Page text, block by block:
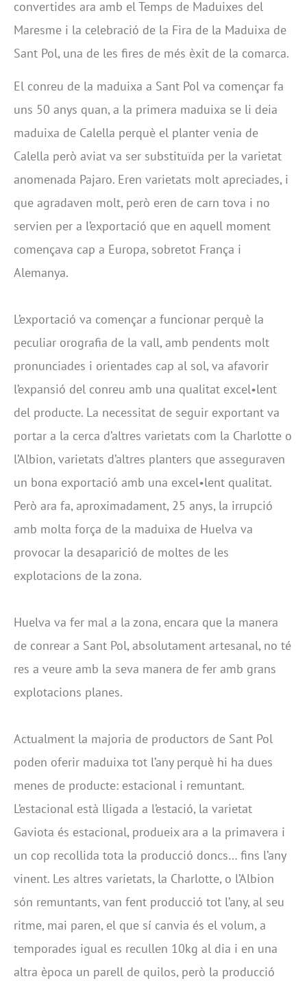
convertides ara amb el Temps de Maduixes del
Maresme i la celebració de la Fira de la Maduixa de
Sant Pol, una de les fires de més èxit de la comarca.
El conreu de la maduixa a Sant Pol va començar fa
uns 50 anys quan, a la primera maduixa se li deia
maduixa de Calella perquè el planter venia de
Calella però aviat va ser substituïda per la varietat
anomenada Pajaro. Eren varietats molt apreciades, i
que agradaven molt, però eren de carn tova i no
servien per a l’exportació que en aquell moment
començava cap a Europa, sobretot França i
Alemanya.
L’exportació va començar a funcionar perquè la
peculiar orografia de la vall, amb pendents molt
pronunciades i orientades cap al sol, va afavorir
l’expansió del conreu amb una qualitat excel•lent
del producte. La necessitat de seguir exportant va
portar a la cerca d’altres varietats com la Charlotte o
l’Albion, varietats d’altres planters que asseguraven
un bona exportació amb una excel•lent qualitat.
Però ara fa, aproximadament, 25 anys, la irrupció
amb molta força de la maduixa de Huelva va
provocar la desaparició de moltes de les
explotacions de la zona.
Huelva va fer mal a la zona, encara que la manera
de conrear a Sant Pol, absolutament artesanal, no té
res a veure amb la seva manera de fer amb grans
explotacions planes.
Actualment la majoria de productors de Sant Pol
poden oferir maduixa tot l’any perquè hi ha dues
menes de producte: estacional i remuntant.
L’estacional està lligada a l’estació, la varietat
Gaviota és estacional, produeix ara a la primavera i
un cop recollida tota la producció doncs… fins l’any
vinent. Les altres varietats, la Charlotte, o l’Albion
són remuntants, van fent producció tot l’any, al seu
ritme, mai paren, el que sí canvia és el volum, a
temporades igual es recullen 10kg al dia i en una
altra època un parell de quilos, però la producció